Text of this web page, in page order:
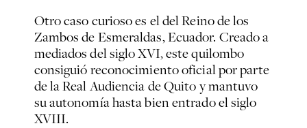
Otro caso curioso es el del Reino de los
Zambos de Esmeraldas, Ecuador. Creado a
mediados del siglo XVI, este quilombo
consiguió reconocimiento oficial por parte
de la Real Audiencia de Quito y mantuvo
su autonomía hasta bien entrado el siglo
XVIII.